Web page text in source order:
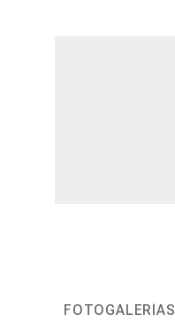
FOTOGALERÍAS